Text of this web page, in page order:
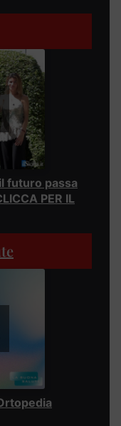
futuro passa
PER IL